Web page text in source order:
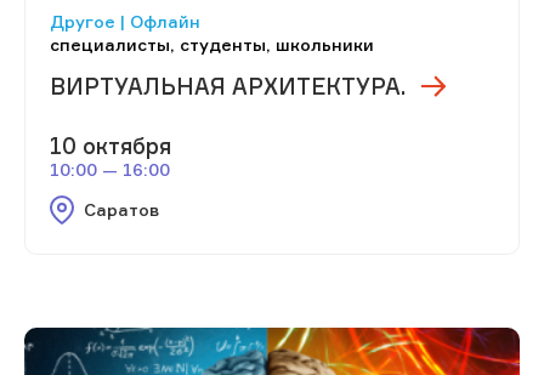
Другое | Офлайн
специалисты, студенты, школьники
ВИРТУАЛЬНАЯ АРХИТЕКТУРА.
10 октября
10:00 — 16:00
Саратов